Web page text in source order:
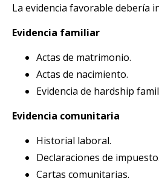
La evidencia favorable debería
Evidencia familiar
Actas de matrimonio.
Actas de nacimiento.
Evidencia de hardship
Evidencia comunitaria
Historial laboral.
Declaraciones de
Cartas comunitarias.